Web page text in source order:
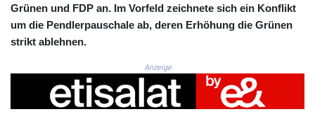
ETB 186.320421
FJD 2.552604
GEL 3.013019
GGP 0.856369
GHS 13.568751
Grünen und FDP an. Im Vorfeld zeichnete sich ein Konflikt
um die Pendlerpauschale ab, deren Erhöhung die Grünen
strikt ablehnen.
Anzeige